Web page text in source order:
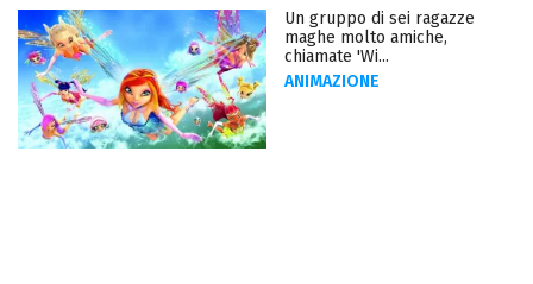
Un gruppo di sei ragazze
maghe molto amiche,
chiamate 'Wi...
ANIMAZIONE